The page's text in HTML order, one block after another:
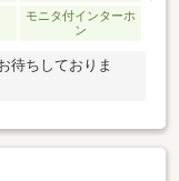
モニタ付インターホ
ン
待ちしておりま